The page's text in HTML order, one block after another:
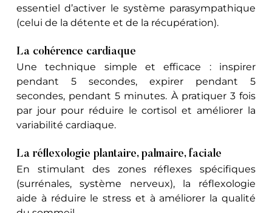
essentiel d’activer le système parasympathique
(celui de la détente et de la récupération).
La cohérence cardiaque
Une technique simple et efficace : inspirer
pendant 5 secondes, expirer pendant 5
secondes, pendant 5 minutes. À pratiquer 3 fois
par jour pour réduire le cortisol et améliorer la
variabilité cardiaque.
La réflexologie plantaire, palmaire, faciale
En stimulant des zones réflexes spécifiques
(surrénales, système nerveux), la réflexologie
aide à réduire le stress et à améliorer la qualité